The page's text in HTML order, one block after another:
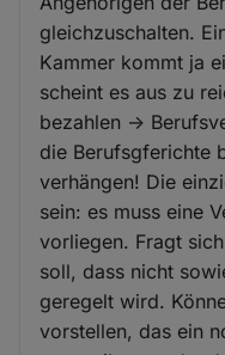
gleichzuschalten.
Kammer kommt ja
scheint es aus zu
bezahlen ->
die Berufsgferichte
verhängen! Die
sein: es muss eine
vorliegen. Fragt
soll, dass nicht
geregelt wird.
vorstellen, das ein